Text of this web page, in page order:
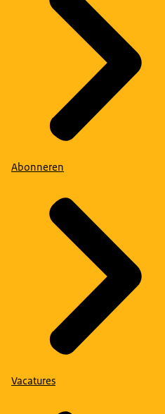
Abonneren
Vacatures